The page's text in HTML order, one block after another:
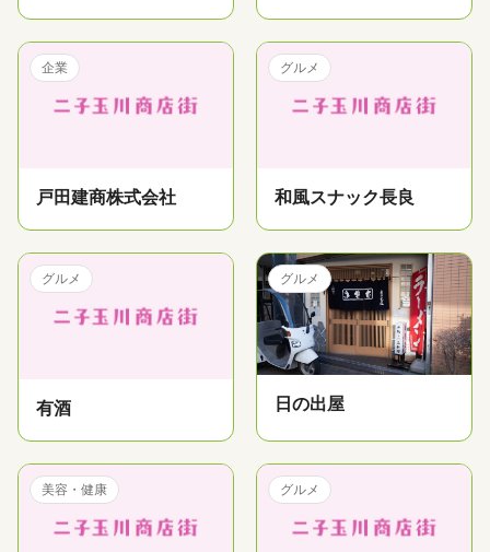
企業
戸田建商株式会社
グルメ
和風スナック長良
グルメ
有酒
グルメ
日の出屋
美容・健康 グルメ